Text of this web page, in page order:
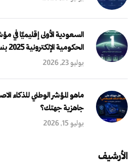
السعودية الأولى إقليميًا
الحكومية الإلكترونية 2025 بنسبة 99%
يوليو 23, 2026
جاهزية جهتك؟
يوليو 15, 2026
الأرشيف